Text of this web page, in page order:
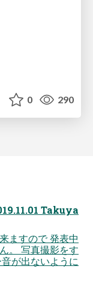
0 290
Takuya
ますので 発表中
。 写真撮影をす
が出ないように